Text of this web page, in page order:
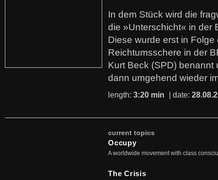
In dem Stück wird die
die »Unterschicht« in der
Diese wurde erst in
Reichtumsschere in der
Kurt Beck (SPD)
dann umgehend wieder
length: 3:20 min | date:
current topics
Occupy
A worldwide movement with class
The Crisis